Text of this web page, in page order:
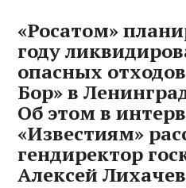
«Росатом»
году
опасных
Бор» в
Об этом в
«Известиям»
гендиректор
Алексей